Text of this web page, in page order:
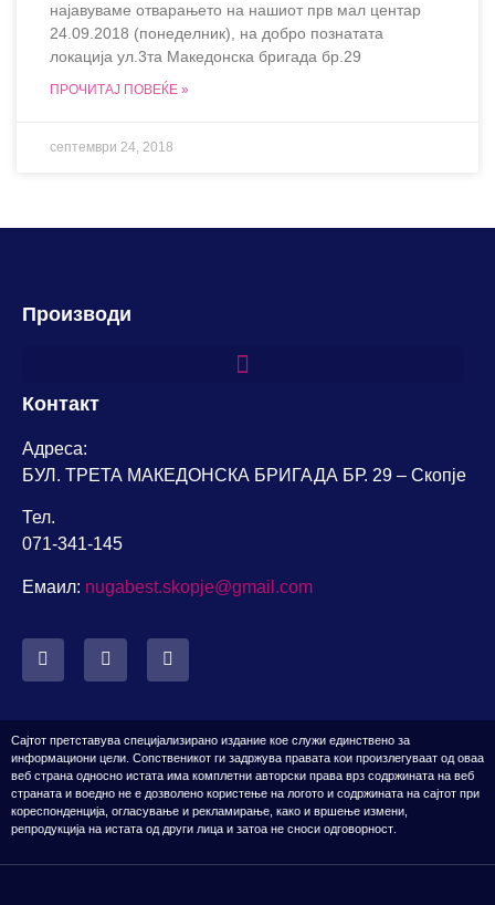
најавуваме отварањето на нашиот прв мал центар
24.09.2018 (понеделник), на добро познатата
локација ул.3та Македонска бригада бр.29
ПРОЧИТАЈ ПОВЕЌЕ »
септември 24, 2018
Производи
Контакт
Адреса:
БУЛ. ТРЕТА МАКЕДОНСКА БРИГАДА БР. 29 – Скопје
Тел.
071-341-145
Емаил: nugabest.skopje@gmail.com
Сајтот претставува специјализирано издание кое служи единствено за
информациони цели. Сопственикот ги задржува правата кои произлегуваат од оваа
веб страна односно истата има комплетни авторски права врз содржината на веб
страната и воедно не е дозволено користење на логото и содржината на сајтот при
кореспонденција, огласување и рекламирање, како и вршење измени,
репродукција на истата од други лица и затоа не сноси одговорност